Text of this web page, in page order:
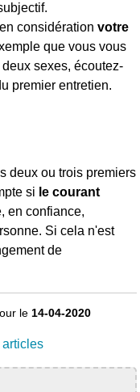
considérationvotre
que vous vous
sexes, écoutez-
premier entretien.
deux ou trois premiers
si le courant
en confiance,
Si cela n'est
de
le14-04-2020
articles